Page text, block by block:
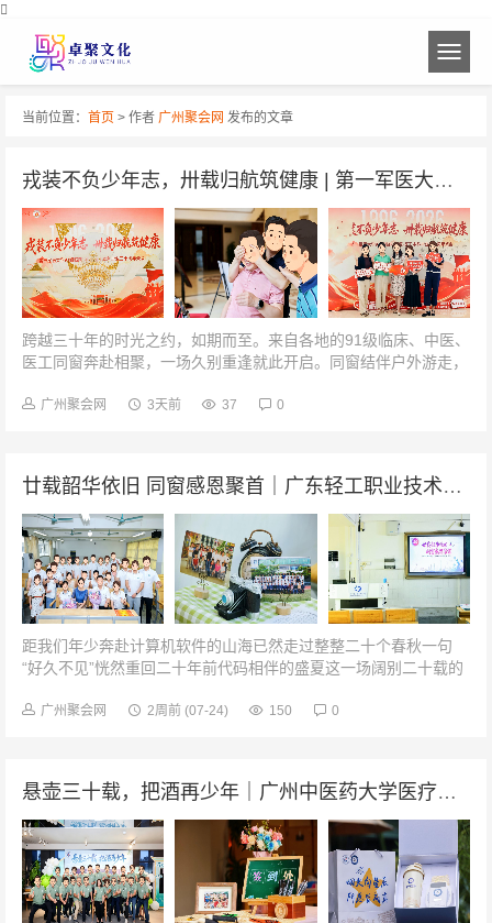
当前位置： 首页 > 作者 广州聚会网 发布的文章
戎装不负少年志，卅载归航筑健康 | 第一军医大学91级临床·中医·医工本科毕业三十周年聚会
跨越三十年的时光之约，如期而至。来自各地的91级临床、中医、
医工同窗奔赴相聚，一场久别重逢就此开启。同窗结伴户外游走，
生，聊聊生活，聊聊过...
广州聚会网 3天前 37 0
廿载韶华依旧 同窗感恩聚首｜广东轻工职业技术大学计算机软件031班毕业二十周年聚会
距我们年少奔赴计算机软件的山海已然走过整整二十个春秋一句
“好久不见”恍然重回二十年前代码相伴的盛夏这一场阔别二十载的
园故土再见昔日同窗那些伏案...
广州聚会网 2周前 (07-24) 150 0
悬壶三十载，把酒再少年｜广州中医药大学医疗二系九一骨伤毕业三十周年聚会